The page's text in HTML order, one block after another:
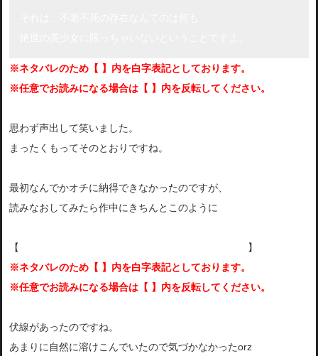
※ネタバレのため【 】内を白字表記としております。
※任意でお読みになる場合は【 】内を反転してください。
思わず声出して笑いました。
まったくもってそのとおりですね。
最初なんでかオチに納得できなかったのですが、
読みなおしてみたら作中にきちんとこのように
【
】
※ネタバレのため【 】内を白字表記としております。
※任意でお読みになる場合は【 】内を反転してください。
伏線があったのですね。
あまりに自然に溶けこんでいたので気づかなかったorz